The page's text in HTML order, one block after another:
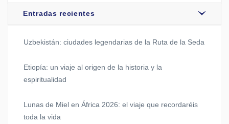
Entradas recientes
Uzbekistán: ciudades legendarias de la Ruta de la Seda
Etiopía: un viaje al origen de la historia y la
espiritualidad
Lunas de Miel en África 2026: el viaje que recordaréis
toda la vida